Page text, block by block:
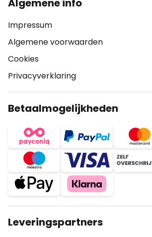
Algemene info
Impressum
Algemene voorwaarden
Cookies
Privacyverklaring
Betaalmogelijkheden
Leveringspartners